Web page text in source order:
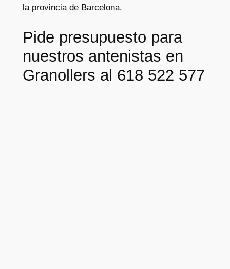
la provincia de Barcelona.
Pide presupuesto para
nuestros antenistas en
Granollers al 618 522 577